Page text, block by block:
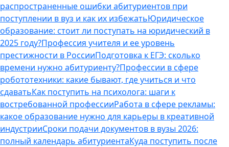
распространенные ошибки абитуриентов при
поступлении в вуз и как их избежатьЮридическое
образование: стоит ли поступать на юридический в
2025 году?Профессия учителя и ее уровень
престижности в РоссииПодготовка к ЕГЭ: сколько
времени нужно абитуриенту?Профессии в сфере
робототехники: какие бывают, где учиться и что
сдаватьКак поступить на психолога: шаги к
востребованной профессииРабота в сфере рекламы:
какое образование нужно для карьеры в креативной
индустрииСроки подачи документов в вузы 2026:
полный календарь абитуриентаКуда поступить после